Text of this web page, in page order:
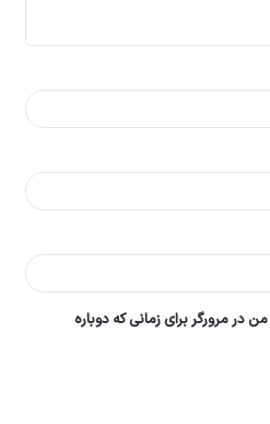
در مرورگر برای زمانی که دوباره